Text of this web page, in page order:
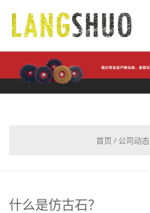
首页 / 公司动态
什么是仿古石？